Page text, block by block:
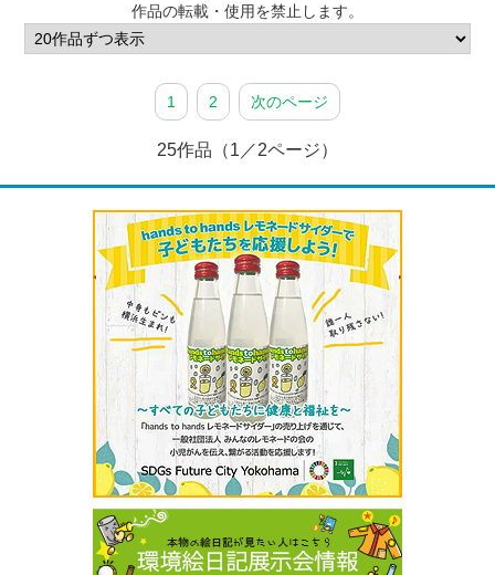
作品の転載・使用を禁止します。
1 2 次のページ
25作品（1／2ページ）